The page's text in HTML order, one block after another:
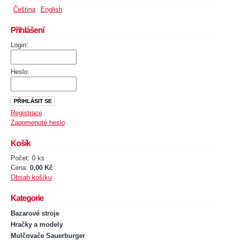
Čeština English
Přihlášení
Login:
Heslo:
Registrace
Zapomenuté heslo
Košík
Počet: 0 ks
Cena: 0,00 Kč
Obsah košíku
Kategorie
Bazarové stroje
Hračky a modely
Mulčovače Sauerburger